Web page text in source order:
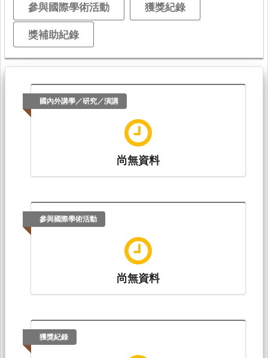
參與國際學術活動 獲獎紀錄
獎補助紀錄
國內外講學／研究／演講
尚無資料
參與國際學術活動
尚無資料
獲獎紀錄